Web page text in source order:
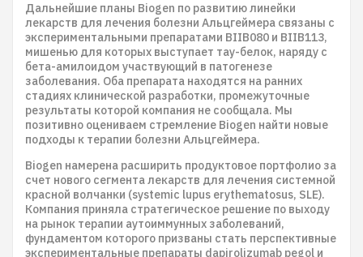
Дальнейшие планы Biogen по развитию линейки
лекарств для лечения болезни Альцгеймера связаны с
экспериментальными препаратами BIIB080 и BIIB113,
мишенью для которых выступает тау-белок, наряду с
бета-амилоидом участвующий в патогенезе
заболевания. Оба препарата находятся на ранних
стадиях клинической разработки, промежуточные
результаты которой компания не сообщала. Мы
позитивно оцениваем стремление Biogen найти новые
подходы к терапии болезни Альцгеймера.
Biogen намерена расширить продуктовое портфолио за
счет нового сегмента лекарств для лечения системной
красной волчанки (systemic lupus erythematosus, SLE).
Компания приняла стратегическое решение по выходу
на рынок терапии аутоиммунных заболеваний,
фундаментом которого призваны стать перспективные
экспериментальные препараты dapirolizumab pegol и